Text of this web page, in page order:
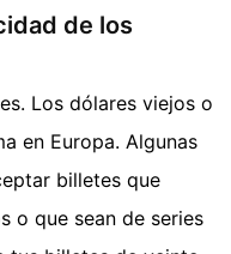
de los
Los dólares viejos o
en Europa. Algunas
billetes que
o que sean de series